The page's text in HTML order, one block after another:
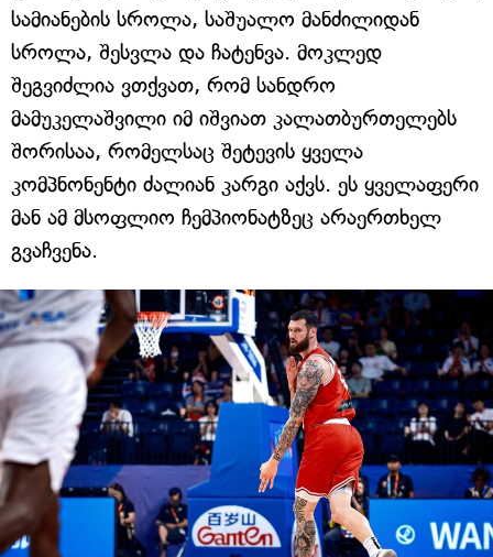
სამიანების სროლა, საშუალო მანძილიდან
სროლა, შესვლა და ჩატენვა. მოკლედ
შეგვიძლია ვთქვათ, რომ სანდრო
მამუკელაშვილი იმ იშვიათ კალათბურთელებს
შორისაა, რომელსაც შეტევის ყველა
კომპნონენტი ძალიან კარგი აქვს. ეს ყველაფერი
მან ამ მსოფლიო ჩემპიონატზეც არაერთხელ
გვაჩვენა.